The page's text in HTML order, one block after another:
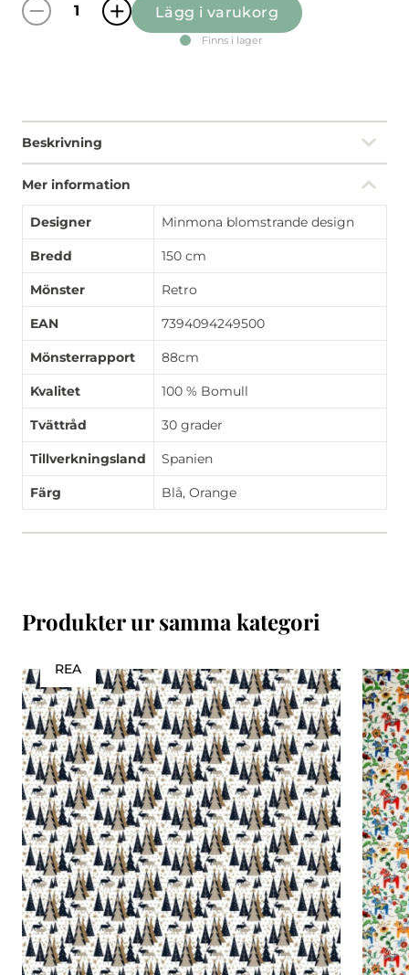
Love blå/orange tyg metervara mängd
Lägg i varukorg
Finns i lager
Beskrivning
Mer information
Designer Minmona blomstrande design
Bredd 150 cm
Mönster Retro
EAN 7394094249500
Mönsterrapport 88cm
Kvalitet 100 % Bomull
Tvättråd 30 grader
Tillverkningsland Spanien
Färg Blå, Orange
Produkter ur samma kategori
REA